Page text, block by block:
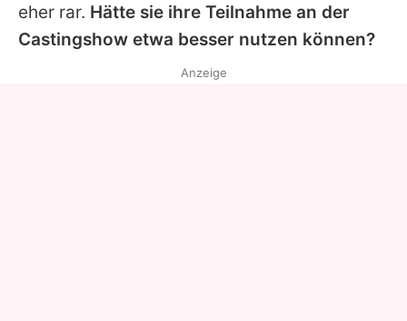
eher rar. Hätte sie ihre Teilnahme an der
Castingshow etwa besser nutzen können?
Anzeige